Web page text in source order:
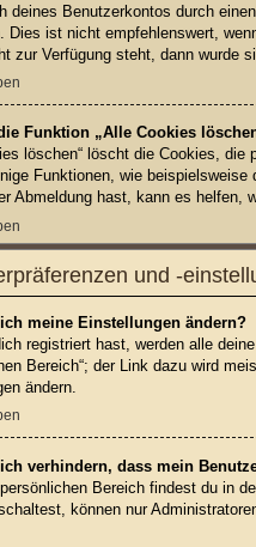
deines Benutzerkontos durch
Dies ist nicht empfehlenswert,
zur Verfügung steht, dann wurde
Funktion „Alle Cookies
löschen“ löscht die Cookies,
Funktionen, wie beispielsweise
Abmeldung hast, kann es helfen,
und -
meine Einstellungen ändern?
registriert hast, werden alle
Bereich“; der Link dazu wird
ändern.
verhindern, dass mein
Bereich findest du in
können nur